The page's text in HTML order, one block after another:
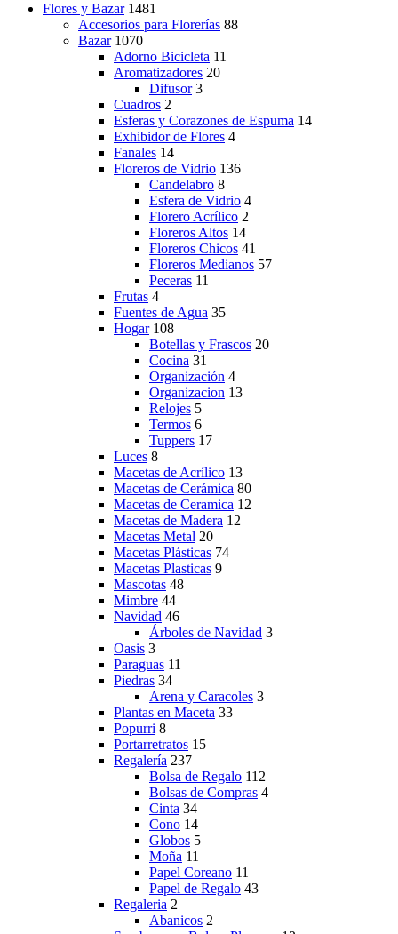
Flores y Bazar 1481
Accesorios para Florerías 88
Bazar 1070
Adorno Bicicleta 11
Aromatizadores 20
Difusor 3
Cuadros 2
Esferas y Corazones de Espuma 14
Exhibidor de Flores 4
Fanales 14
Floreros de Vidrio 136
Candelabro 8
Esfera de Vidrio 4
Florero Acrílico 2
Floreros Altos 14
Floreros Chicos 41
Floreros Medianos 57
Peceras 11
Frutas 4
Fuentes de Agua 35
Hogar 108
Botellas y Frascos 20
Cocina 31
Organización 4
Organizacion 13
Relojes 5
Termos 6
Tuppers 17
Luces 8
Macetas de Acrílico 13
Macetas de Cerámica 80
Macetas de Ceramica 12
Macetas de Madera 12
Macetas Metal 20
Macetas Plásticas 74
Macetas Plasticas 9
Mascotas 48
Mimbre 44
Navidad 46
Árboles de Navidad 3
Oasis 3
Paraguas 11
Piedras 34
Arena y Caracoles 3
Plantas en Maceta 33
Popurri 8
Portarretratos 15
Regalería 237
Bolsa de Regalo 112
Bolsas de Compras 4
Cinta 34
Cono 14
Globos 5
Moña 11
Papel Coreano 11
Papel de Regalo 43
Regaleria 2
Abanicos 2